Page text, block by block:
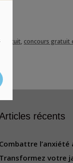
gratuit concours gratuit
récents
Combattre l’anxiété
Transformez votre